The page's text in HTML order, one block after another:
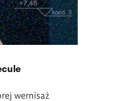
wernisaż